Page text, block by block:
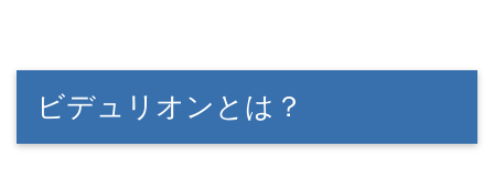
ビデュリオンとは？